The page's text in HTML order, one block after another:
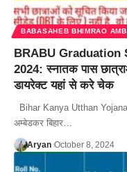
BABASAHEB BHIMRAO
BRABU Graduation
2024: स्नातक पास
डायरेक्ट यहां से करे चेक
Bihar Kanya Utthan Yojana
अम्बेडकर बिहार…
Aryan October 8, 2024